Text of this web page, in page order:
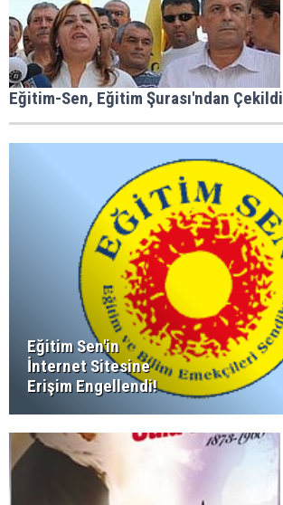
Eğitim-Sen, Eğitim Şurası'ndan Çekildi
Eğitim Sen'in
İnternet Sitesine
Erişim Engellendi!